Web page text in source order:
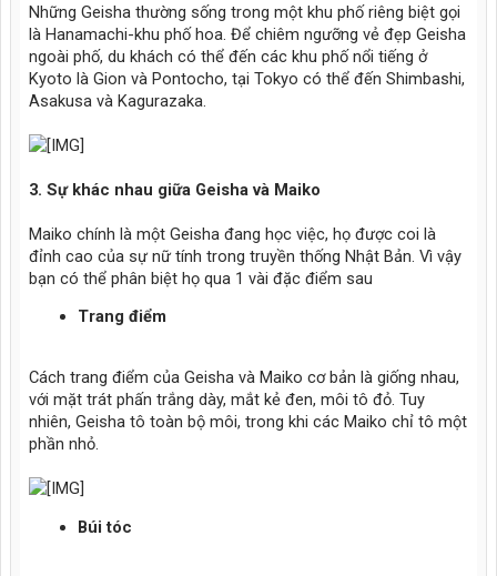
Những Geisha thường sống trong một khu phố riêng biệt gọi
là Hanamachi-khu phố hoa. Để chiêm ngưỡng vẻ đẹp Geisha
ngoài phố, du khách có thể đến các khu phố nổi tiếng ở
Kyoto là Gion và Pontocho, tại Tokyo có thể đến Shimbashi,
Asakusa và Kagurazaka.
3. Sự khác nhau giữa Geisha và Maiko
Maiko chính là một Geisha đang học việc, họ được coi là
đỉnh cao của sự nữ tính trong truyền thống Nhật Bản. Vì vậy
bạn có thể phân biệt họ qua 1 vài đặc điểm sau
Trang điểm
Cách trang điểm của Geisha và Maiko cơ bản là giống nhau,
với mặt trát phấn trắng dày, mắt kẻ đen, môi tô đỏ. Tuy
nhiên, Geisha tô toàn bộ môi, trong khi các Maiko chỉ tô một
phần nhỏ.
Búi tóc